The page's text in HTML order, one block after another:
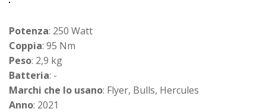
Potenza: 250 Watt
Coppia: 95 Nm
Peso: 2,9 kg
Batteria: -
Marchi che lo usano: Flyer, Bulls, Hercules
Anno: 2021